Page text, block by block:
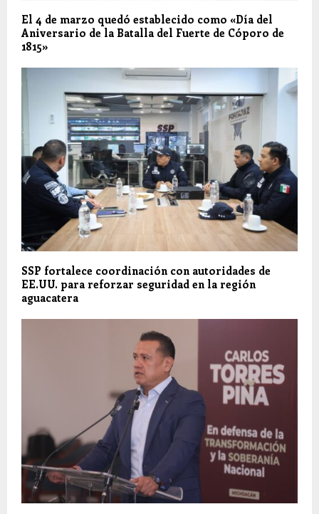
El 4 de marzo quedó establecido como «Día del
Aniversario de la Batalla del Fuerte de Cóporo de
1815»
SSP fortalece coordinación con autoridades de
EE.UU. para reforzar seguridad en la región
aguacatera